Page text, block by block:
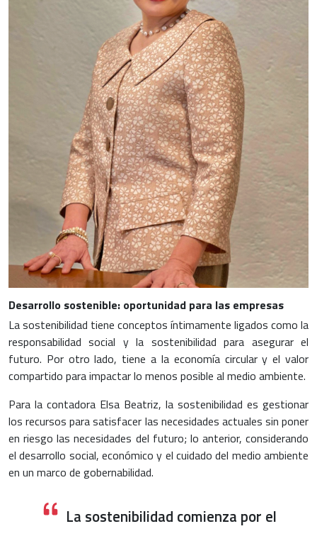
Desarrollo sostenible: oportunidad para las empresas
La sostenibilidad tiene conceptos íntimamente ligados como la
responsabilidad social y la sostenibilidad para asegurar el
futuro. Por otro lado, tiene a la economía circular y el valor
compartido para impactar lo menos posible al medio ambiente.
Para la contadora Elsa Beatriz, la sostenibilidad es gestionar
los recursos para satisfacer las necesidades actuales sin poner
en riesgo las necesidades del futuro; lo anterior, considerando
el desarrollo social, económico y el cuidado del medio ambiente
en un marco de gobernabilidad.
La sostenibilidad comienza por el